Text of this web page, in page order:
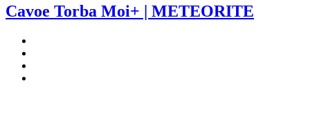
Cavoe Torba Moi+ | METEORITE